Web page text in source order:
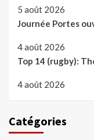
5 août 2026
Journée Portes
4 août 2026
Top 14 (rugby):
4 août 2026
Catégories